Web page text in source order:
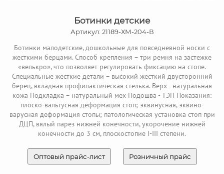
Ботинки детские
Артикул: 21189-ХМ-204-В
Ботинки малодетские, дошкольные для повседневной носки с
жесткими берцами. Способ крепления – три ремня на застежке
«велькро», что позволяет регулировать фиксацию на стопе.
Специальные жесткие детали – высокий жесткий двусторонний
берец, вкладная профилактическая стелька. Верх - натуральная
кожа Подкладка – натуральный мех Подошва - ТЭП Показания:
плоско-вальгусная деформация стоп; эквинусная, эквино-
варусная деформация стопы; патологическая установка стоп при
ДЦП, вялый парез нижней конечности, укорочение нижней
конечности до 3 см, плоскостопие I-III степени.
Оптовый прайс-лист Розничный прайс